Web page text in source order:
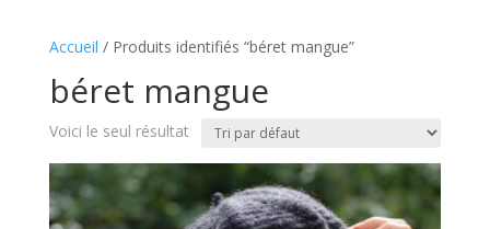
Accueil / Produits identifiés “béret mangue”
béret mangue
Voici le seul résultat